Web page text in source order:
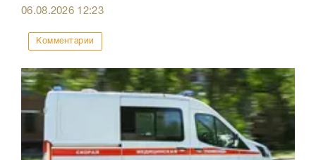
06.08.2026 12:23
Комментарии